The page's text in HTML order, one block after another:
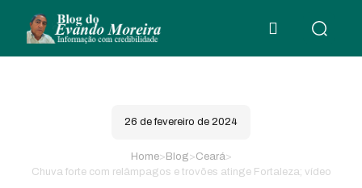
26 de fevereiro de 2024
Home> Blog>Ceará>
Chuva forte com relâmpagos e trovões atinge Fortaleza; vídeo